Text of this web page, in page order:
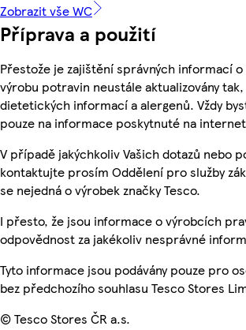
Zobrazit vše WC
Příprava a použití
Přestože je zajištění správných informací
výrobu potravin neustále aktualizovány
dietetických informací a alergenů. Vždy
pouze na informace poskytnuté na
V případě jakýchkoliv Vašich dotazů nebo
kontaktujte prosím Oddělení pro služby
se nejedná o výrobek značky Tesco.
I přesto, že jsou informace o výrobcích
odpovědnost za jakékoliv nesprávné
Tyto informace jsou podávány pouze pro
bez předchozího souhlasu Tesco Stores
© Tesco Stores ČR a.s.